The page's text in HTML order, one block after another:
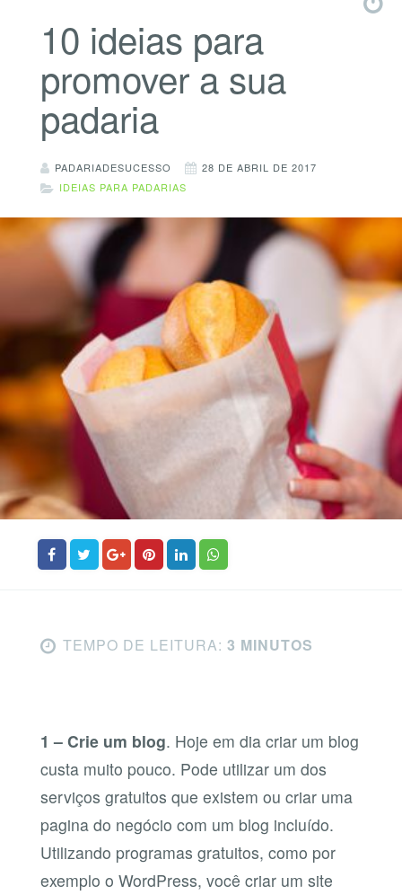
10 ideias para
promover a sua
padaria
PADARIADESUCESSO
28 DE ABRIL DE 2017
IDEIAS PARA PADARIAS
TEMPO DE LEITURA: 3 MINUTOS
1 – Crie um blog. Hoje em dia criar um blog
custa muito pouco. Pode utilizar um dos
serviços gratuitos que existem ou criar uma
pagina do negócio com um blog incluído.
Utilizando programas gratuitos, como por
exemplo o WordPress, você criar um site